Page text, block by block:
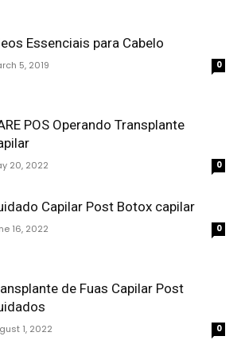
Essenciais para Cabelo
5, 2019 0
POS Operando Transplante
20, 2022 0
Capilar Post Botox capilar
16, 2022 0
de Fuas Capilar Post
1, 2022 0